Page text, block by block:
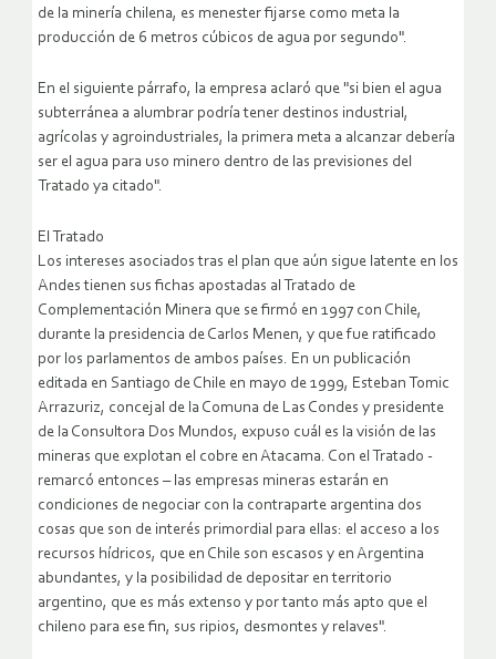
de la minería chilena, es menester fijarse como meta la
producción de 6 metros cúbicos de agua por segundo".
En el siguiente párrafo, la empresa aclaró que "si bien el agua
subterránea a alumbrar podría tener destinos industrial,
agrícolas y agroindustriales, la primera meta a alcanzar debería
ser el agua para uso minero dentro de las previsiones del
Tratado ya citado".
El Tratado
Los intereses asociados tras el plan que aún sigue latente en los
Andes tienen sus fichas apostadas al Tratado de
Complementación Minera que se firmó en 1997 con Chile,
durante la presidencia de Carlos Menen, y que fue ratificado
por los parlamentos de ambos países. En un publicación
editada en Santiago de Chile en mayo de 1999, Esteban Tomic
Arrazuriz, concejal de la Comuna de Las Condes y presidente
de la Consultora Dos Mundos, expuso cuál es la visión de las
mineras que explotan el cobre en Atacama. Con el Tratado -
remarcó entonces – las empresas mineras estarán en
condiciones de negociar con la contraparte argentina dos
cosas que son de interés primordial para ellas: el acceso a los
recursos hídricos, que en Chile son escasos y en Argentina
abundantes, y la posibilidad de depositar en territorio
argentino, que es más extenso y por tanto más apto que el
chileno para ese fin, sus ripios, desmontes y relaves".